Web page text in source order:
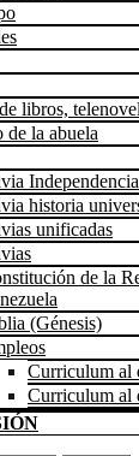
libros,
de la abuela
historia
unificadas
de la
(Génesis)
Curriculum al
Curriculum al